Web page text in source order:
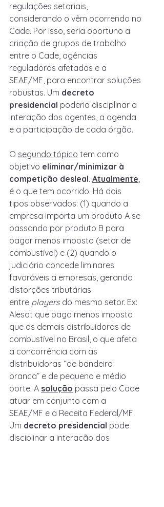
regulações setoriais,
considerando o vêm ocorrendo no
Cade. Por isso, seria oportuno a
criação de grupos de trabalho
entre o Cade, agências
reguladoras afetadas e a
SEAE/MF, para encontrar soluções
robustas. Um decreto
presidencial poderia disciplinar a
interação dos agentes, a agenda
e a participação de cada órgão.
O segundo tópico tem como
objetivo eliminar/minimizar à
competição desleal. Atualmente,
é o que tem ocorrido. Há dois
tipos observados: (1) quando a
empresa importa um produto A se
passando por produto B para
pagar menos imposto (setor de
combustível) e (2) quando o
judiciário concede liminares
favoráveis a empresas, gerando
distorções tributárias
entre players do mesmo setor. Ex:
Alesat que paga menos imposto
que as demais distribuidoras de
combustível no Brasil, o que afeta
a concorrência com as
distribuidoras “de bandeira
branca” e de pequeno e médio
porte. A solução passa pelo Cade
atuar em conjunto com a
SEAE/MF e a Receita Federal/MF.
Um decreto presidencial pode
disciplinar a interação dos